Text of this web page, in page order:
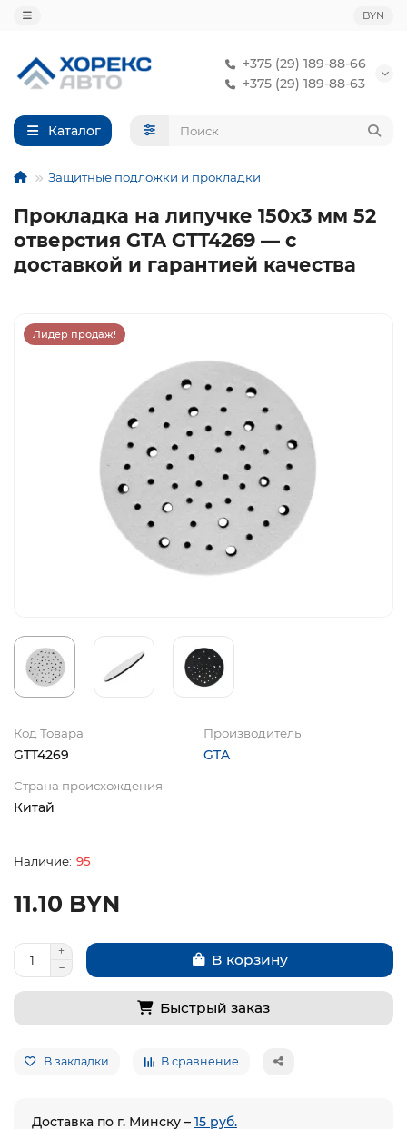
BYN
+375 (29) 189-88-66
+375 (29) 189-88-63
Каталог
Защитные подложки и прокладки
Прокладка на липучке 150х3 мм 52
отверстия GTA GTT4269 — с
доставкой и гарантией качества
Лидер продаж!
Код Товара
GTT4269
Производитель
GTA
Страна происхождения
Китай
95
11.10 BYN
В корзину
Быстрый заказ
В закладки В сравнение
Доставка по г. Минску – 15 руб.